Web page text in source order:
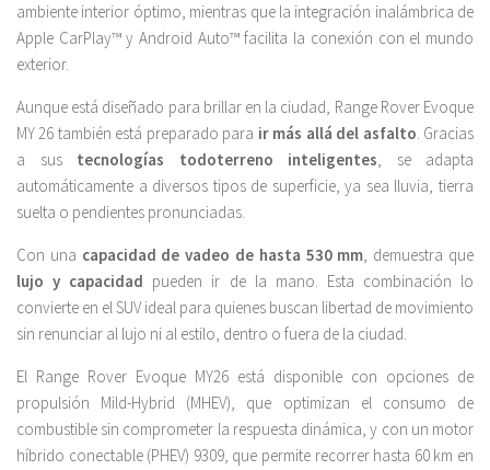
ambiente interior óptimo, mientras que la integración inalámbrica de
Apple CarPlay™ y Android Auto™ facilita la conexión con el mundo
exterior.
Aunque está diseñado para brillar en la ciudad, Range Rover Evoque
MY 26 también está preparado para ir más allá del asfalto. Gracias
a sus tecnologías todoterreno inteligentes, se adapta
automáticamente a diversos tipos de superficie, ya sea lluvia, tierra
suelta o pendientes pronunciadas.
Con una capacidad de vadeo de hasta 530 mm, demuestra que
lujo y capacidad pueden ir de la mano. Esta combinación lo
convierte en el SUV ideal para quienes buscan libertad de movimiento
sin renunciar al lujo ni al estilo, dentro o fuera de la ciudad.
El Range Rover Evoque MY26 está disponible con opciones de
propulsión Mild-Hybrid (MHEV), que optimizan el consumo de
combustible sin comprometer la respuesta dinámica, y con un motor
híbrido conectable (PHEV) 9309, que permite recorrer hasta 60 km en